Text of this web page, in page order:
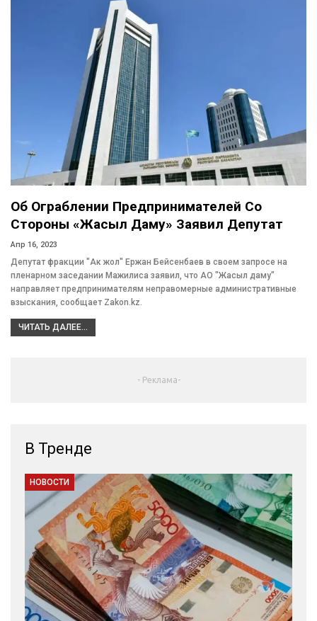
Об Ограблении Предпринимателей Со
Стороны «Жасыл Даму» Заявил Депутат
Апр 16, 2023
Депутат фракции "Ак жол" Ержан Бейсенбаев в своем запросе на
пленарном заседании Мажилиса заявил, что АО "Жасыл даму"
направляет предпринимателям неправомерные административные
взыскания, сообщает Zakon.kz.
ЧИТАТЬ ДАЛЕЕ...
- Реклама-
В Тренде
НОВОСТИ